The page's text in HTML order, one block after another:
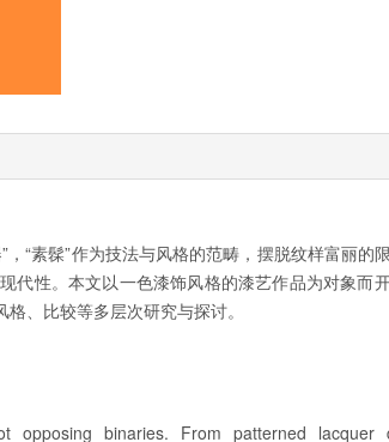
“素髹”作为技法与风格的范畴，摆脱纹样富丽的
代性。本文以一色漆饰风格的漆艺作品为对象而
、比较等多层次研究与探讨。
opposing binaries. From patterned lacquer